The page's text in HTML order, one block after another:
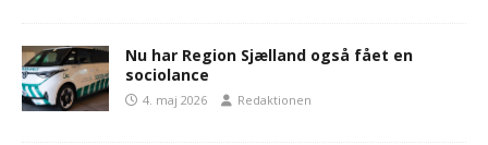
Nu har Region Sjælland også fået en
sociolance
4. maj 2026 Redaktionen